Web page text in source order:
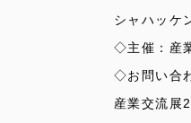
シャハッ
◇主催：産
◇お問い合
産業交流展